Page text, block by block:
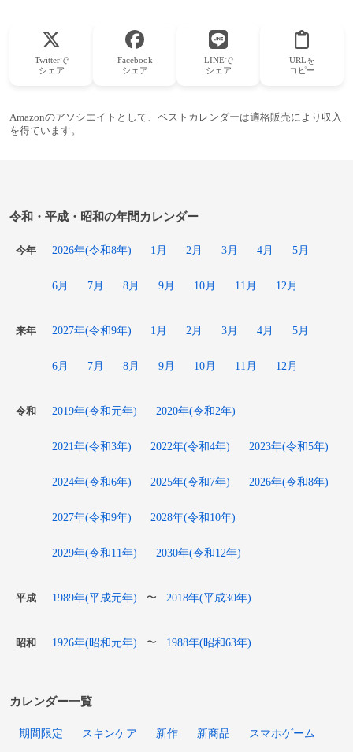
Twitterで
シェア
Facebook
シェア
LINEで
シェア
URLを
コピー
Amazonのアソシエイトとして、ベストカレンダーは適格販売により収入
を得ています。
令和・平成・昭和の年間カレンダー
今年 2026年(令和8年) 1月 2月 3月 4月 5月
6月 7月 8月 9月 10月 11月 12月
来年 2027年(令和9年) 1月 2月 3月 4月 5月
6月 7月 8月 9月 10月 11月 12月
令和 2019年(令和元年) 2020年(令和2年)
2021年(令和3年) 2022年(令和4年) 2023年(令和5年)
2024年(令和6年) 2025年(令和7年) 2026年(令和8年)
2027年(令和9年) 2028年(令和10年)
2029年(令和11年) 2030年(令和12年)
平成 1989年(平成元年) 〜 2018年(平成30年)
昭和 1926年(昭和元年) 〜 1988年(昭和63年)
カレンダー一覧
期間限定 スキンケア 新作 新商品 スマホゲーム